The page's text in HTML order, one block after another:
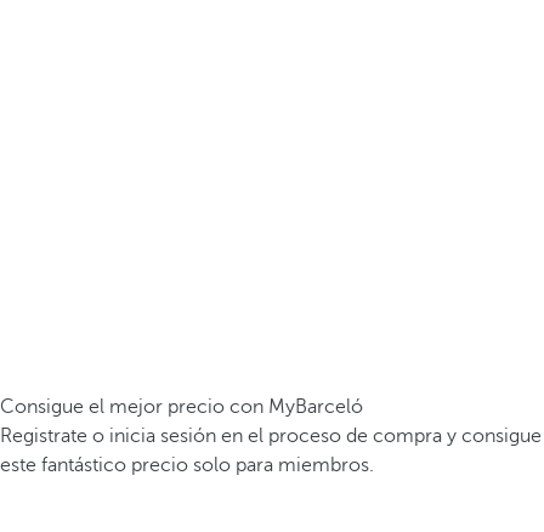
Consigue el mejor precio con MyBarceló
Registrate o inicia sesión en el proceso de compra y consigue
este fantástico precio solo para miembros.